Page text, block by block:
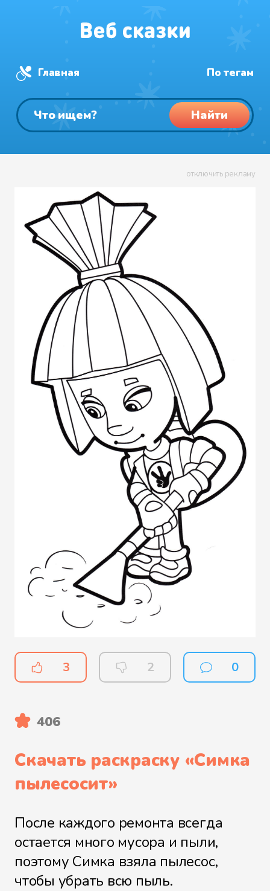
Главная По тегам
Найти
отключить рекламу
3 2 0
406
Скачать раскраску «Симка
пылесосит»
После каждого ремонта всегда
остается много мусора и пыли,
поэтому Симка взяла пылесос,
чтобы убрать всю пыль.